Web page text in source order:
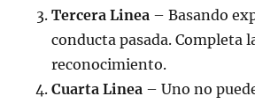
Tercera Linea – Basando
conducta pasada. Completa
reconocimiento.
Cuarta Linea – Uno no